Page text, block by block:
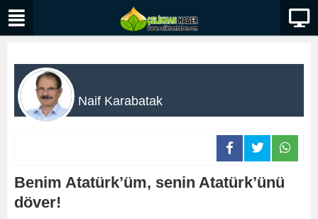
Naif Karabatak
Benim Atatürk’üm, senin Atatürk’ünü
döver!